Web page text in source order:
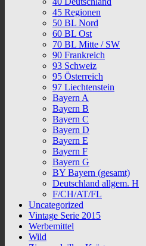
45 Regionen
50 BL Nord
60 BL Ost
70 BL Mitte / SW
90 Frankreich
93 Schweiz
95 Österreich
97 Liechtenstein
Bayern A
Bayern B
Bayern C
Bayern D
Bayern E
Bayern F
Bayern G
BY Bayern (gesamt)
Deutschland allgem. H
F/CH/AT/FL
Uncategorized
Vintage Serie 2015
Werbemittel
Wild